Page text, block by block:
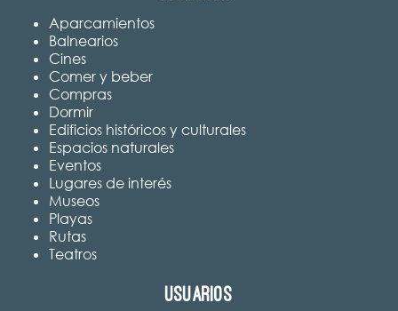
Aparcamientos
Balnearios
Cines
Comer y beber
Compras
Dormir
Edificios históricos y culturales
Espacios naturales
Eventos
Lugares de interés
Museos
Playas
Rutas
Teatros
Usuarios